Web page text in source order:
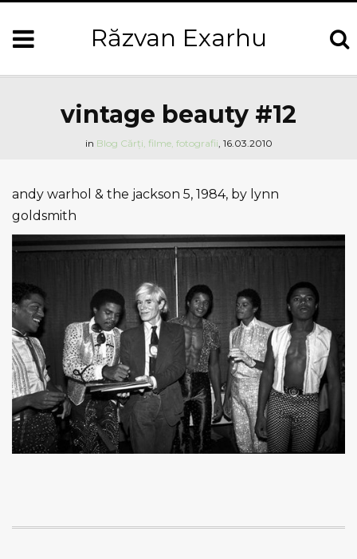
Răzvan Exarhu
vintage beauty #12
in Blog Cărți, filme, fotografii, 16.03.2010
andy warhol & the jackson 5, 1984, by lynn
goldsmith